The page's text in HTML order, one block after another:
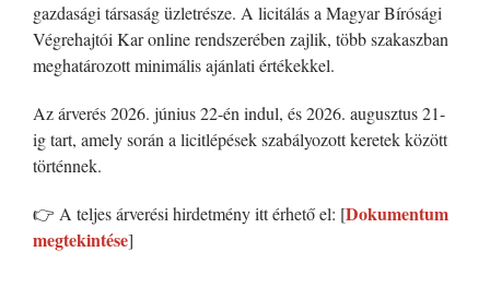
gazdasági társaság üzletrésze. A licitálás a Magyar Bírósági
Végrehajtói Kar online rendszerében zajlik, több szakaszban
meghatározott minimális ajánlati értékekkel.
Az árverés 2026. június 22-én indul, és 2026. augusztus 21-
ig tart, amely során a licitlépések szabályozott keretek között
történnek.
👉 A teljes árverési hirdetmény itt érhető el: [Dokumentum
megtekintése]